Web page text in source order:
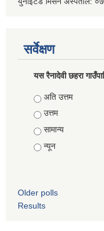
सर्वेक्षण
यस रैनादेवी छहरा
Choices
अति उत्तम
उत्तम
सामान्य
न्यून
Older polls
Results